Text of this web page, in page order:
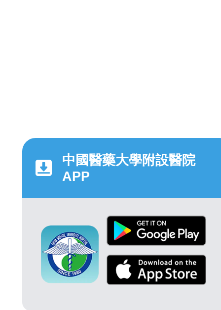
中國醫藥大學附設醫院
APP